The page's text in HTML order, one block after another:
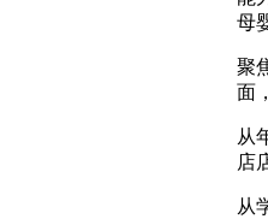
母
聚
面
从
店
从